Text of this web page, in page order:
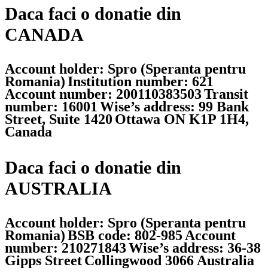
Daca faci o donatie din
CANADA
Account holder: Spro (Speranta pentru
Romania)Institution number: 621
Account number: 200110383503Transit
number: 16001Wise’s address: 99 Bank
Street, Suite 1420 Ottawa ON K1P 1H4,
Canada
Daca faci o donatie din
AUSTRALIA
Account holder: Spro (Speranta pentru
Romania)BSB code: 802-985Account
number: 210271843Wise’s address: 36-38
Gipps StreetCollingwood 3066 Australia